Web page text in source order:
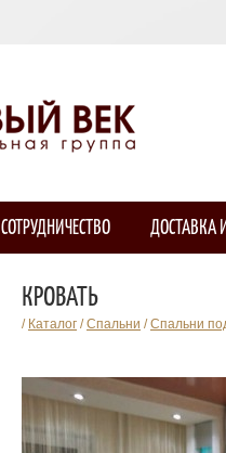
СОТРУДНИЧЕСТВО ДОСТАВКА
КРОВАТЬ
/ Каталог /Спальни /Спальни